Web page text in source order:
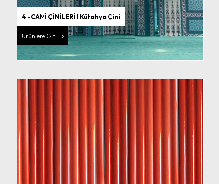
4 -CAMİ ÇİNİLERİ I Kütahya Çini
Ürünlere Git